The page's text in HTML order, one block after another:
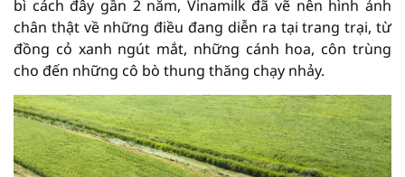
bì cách đây gần 2 năm, Vinamilk đã vẽ nên hình ảnh
chân thật về những điều đang diễn ra tại trang trại, từ
đồng cỏ xanh ngút mắt, những cánh hoa, côn trùng
cho đến những cô bò thung thăng chạy nhảy.